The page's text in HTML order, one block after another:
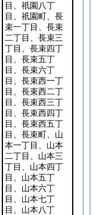
目、祇園八丁
目、祇園町、長
束一丁目、長束
二丁目、長束三
丁目、長束四丁
目、長束五丁
目、長束六丁
目、長束西一丁
目、長束西二丁
目、長束西三丁
目、長束西四丁
目、長束西五丁
目、長束町、山
本一丁目、山本
二丁目、山本三
丁目、山本四丁
目、山本五丁
目、山本六丁
目、山本七丁
目、山本八丁